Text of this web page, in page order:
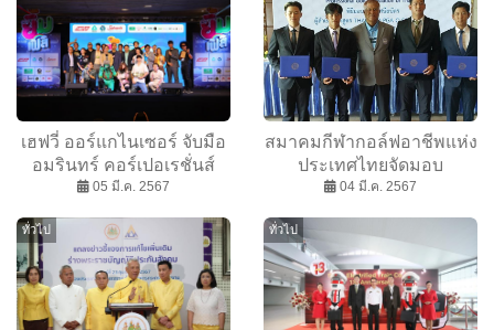
เฮฟวี่ ออร์แกไนเซอร์ จับมือ
อมรินทร์ คอร์เปอเรชั่นส์
สร้างปรากฎการณ์ “ยิ้มแห่ง
เทศกาลดนตรีอารมณ์ดี ริม
น้ำเจ้าพระยา
05 มี.ค. 2567
สมาคมกีฬากอล์ฟอาชีพแห่ง
ประเทศไทยจัดมอบ
ประกาศนียบัตรและแสดง
Thailand PGA Q-School
2024
04 มี.ค. 2567
ทั่วไป ทั่วไป